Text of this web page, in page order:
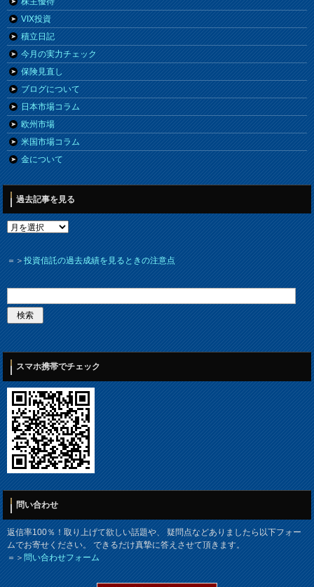
VIX投資
積立日記
今月の実力チェック
保険見直し
ブログについて
日本市場コラム
欧州市場
米国市場コラム
金について
過去記事を見る
＝＞投資信託の過去成績を見るときの注意点
スマホ携帯でチェック
問い合わせ
返信率100％！取り上げて欲しい話題や、 疑問点などありましたら以下フォー
ムでお寄せください。 できるだけ真摯に答えさせて頂きます。
＝＞問い合わせフォーム